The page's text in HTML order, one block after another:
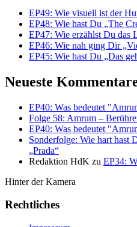
EP49: Wie visuell ist der
EP48: Wie hast Du „The
EP47: Wie erzählst Du das
EP46: Wie nah ging Dir
EP45: Wie hast Du „Das
Neueste
EP40: Was bedeutet
Folge 58: Amrum –
EP40: Was bedeutet
Sonderfolge: Wie hart hast
„Prada“
Redaktion HdK zu EP34:
Hinter der Kamera
Rechtliches